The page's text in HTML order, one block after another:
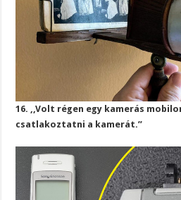
16. ,,Volt régen egy kamerás
csatlakoztatni a kamerát.”